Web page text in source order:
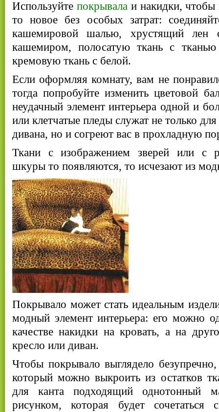
Используйте покрывалаи накидки, чтобы
то новое без особых затрат:
кашемировой шалью, хрустящий лен
кашемиром, полосатую ткань с
кремовую ткань с белой.
Если оформляя комнату, вам не
тогда попробуйте изменить цветовой
неудачный элемент интерьера одной и
или клетчатые пледы служат не только
дивана, но и согреют вас в прохладную
Ткани с изображением зверей или с
шкуры то появляются, то исчезают из
Покрывало может стать идеальным
модный элемент интерьера: его можно
качестве накидки на кровать, а на
кресло или диван.
Чтобы покрывало выглядело
который можно выкроить из остатков
для канта подходящий однотонный
рисунком, которая будет